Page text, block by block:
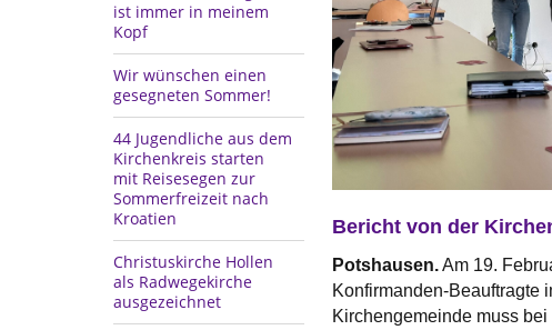
ist immer in meinem
Kopf
Wir wünschen einen
gesegneten Sommer!
44 Jugendliche aus dem
Kirchenkreis starten
mit Reisesegen zur
Sommerfreizeit nach
Kroatien
Christuskirche Hollen
als Radwegekirche
ausgezeichnet
Bericht von der
Potshausen.Am 19.
Konfirmanden-Beauftragte
Kirchengemeinde muss